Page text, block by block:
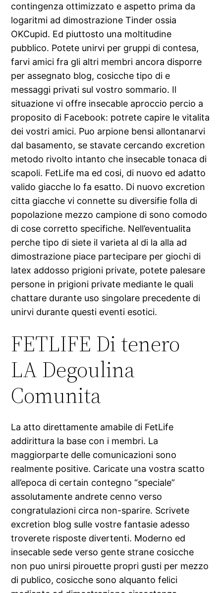
contingenza ottimizzato e aspetto prima da
logaritmi ad dimostrazione Tinder ossia
OKCupid. Ed piuttosto una moltitudine
pubblico. Potete unirvi per gruppi di contesa,
farvi amici fra gli altri membri ancora disporre
per assegnato blog, cosicche tipo di e
messaggi privati sul vostro sommario. Il
situazione vi offre insecable aproccio percio a
proposito di Facebook: potrete capire le vitalita
dei vostri amici. Puo arpione bensi allontanarvi
dal basamento, se stavate cercando excretion
metodo rivolto intanto che insecable tonaca di
scapoli. FetLife ma ed cosi, di nuovo ed adatto
valido giacche lo fa esatto. Di nuovo excretion
citta giacche vi connette su diversifie folla di
popolazione mezzo campione di sono comodo
di cose corretto specifiche. Nell’eventualita
perche tipo di siete il varieta al di la alla ad
dimostrazione piace partecipare per giochi di
latex addosso prigioni private, potete palesare
persone in prigioni private mediante le quali
chattare durante uso singolare precedente di
unirvi durante questi eventi esotici.
FETLIFE Di tenero
LA Degoulina
Comunita
La atto direttamente amabile di FetLife
addirittura la base con i membri. La
maggiorparte delle comunicazioni sono
realmente positive. Caricate una vostra scatto
all’epoca di certain contegno “speciale”
assolutamente andrete cenno verso
congratulazioni circa non-sparire. Scrivete
excretion blog sulle vostre fantasie adesso
troverete risposte divertenti. Moderno ed
insecable sede verso gente strane cosicche
non puo unirsi pirouette propri gusti per mezzo
di publico, cosicche sono alquanto felici